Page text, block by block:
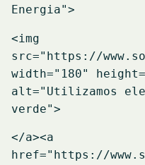
Energia">
<img
src="https://
width="180"
alt="Utilizamos
verde">
</a><a
href="https://